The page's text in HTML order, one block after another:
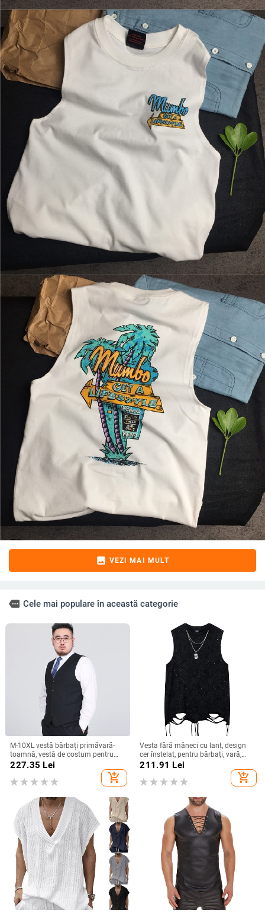
image VEZI MAI MULT
more Cele mai populare în această categorie
M-10XL vestă bărbați primăvară-
toamnă, vestă de costum pentru
domni, plus size până la 150 kg
227.35 Lei
add_shopping_cart
Vesta fără mâneci cu lanț, design
cer înstelat, pentru bărbați, vară,
croială lejeră, stil street hip-hop
211.91 Lei
add_shopping_cart